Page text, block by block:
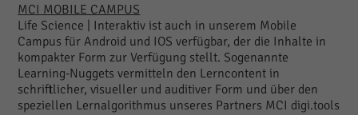
MCI MOBILE CAMPUS
Life Science | Interaktiv ist auch in unserem Mobile
Campus für Android und IOS verfügbar, der die Inhalte in
kompakter Form zur Verfügung stellt. Sogenannte
Learning-Nuggets vermitteln den Lerncontent in
schriftlicher, visueller und auditiver Form und über den
speziellen Lernalgorithmus unseres Partners MCI digi.tools